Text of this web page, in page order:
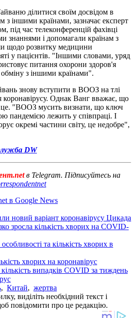
ділитися своїм досвідом в
з іншими країнами, зазначає експерт
під час телеконференцій фахівці
знаннями і допомагали країнам з
щодо розвитку медицини
у пацієнтів. "Іншими словами, уряд
питання охорони здоров'я
з іншими країнами".
знову вступити в ВООЗ на тлі
коронавірусу. Однак Ванг вважає, що
"ВООЗ мусить визнати, що ключ
пандемією лежить у співпраці. І
окремі частини світу, це недобре",
DW
в Telegram. Підписуйтесь на
в Google News
новий варіант коронавірусу Цикада
зросла кількість хворих на COVID-
та кількість хворих в
хворих на коронавірус
випадків COVID за тиждень
, Китай, жертва
виділіть необхідний текст і
повідомити про це редакцію.